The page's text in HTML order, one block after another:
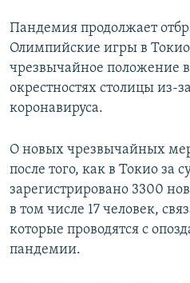
Пандемия продолжает
Олимпийские игры в
чрезвычайное положение
окрестностях столицы из-
коронавируса.
О новых чрезвычайных
после того, как в Токио за
зарегистрировано 3300
в том числе 17 человек,
которые проводятся с
пандемии.